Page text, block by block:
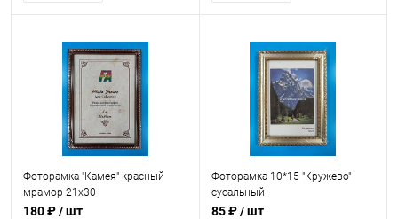
Фоторамка "Камея" красный
мрамор 21x30
180 ₽/ шт
Фоторамка 10*15 "Кружево"
сусальный
85 ₽/ шт